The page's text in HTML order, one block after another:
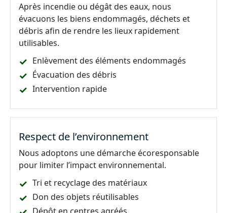
Après incendie ou dégât des eaux, nous
évacuons les biens endommagés, déchets et
débris afin de rendre les lieux rapidement
utilisables.
Enlèvement des éléments endommagés
Évacuation des débris
Intervention rapide
Respect de l’environnement
Nous adoptons une démarche écoresponsable
pour limiter l’impact environnemental.
Tri et recyclage des matériaux
Don des objets réutilisables